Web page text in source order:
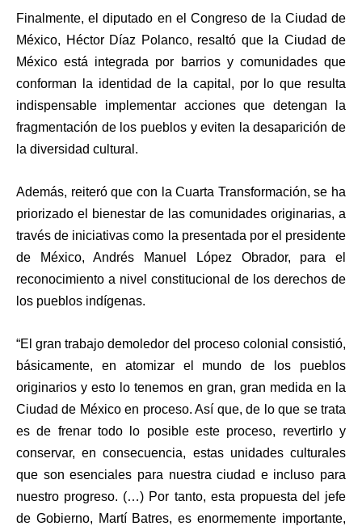
Finalmente, el diputado en el Congreso de la Ciudad de
México, Héctor Díaz Polanco, resaltó que la Ciudad de
México está integrada por barrios y comunidades que
conforman la identidad de la capital, por lo que resulta
indispensable implementar acciones que detengan la
fragmentación de los pueblos y eviten la desaparición de
la diversidad cultural.
Además, reiteró que con la Cuarta Transformación, se ha
priorizado el bienestar de las comunidades originarias, a
través de iniciativas como la presentada por el presidente
de México, Andrés Manuel López Obrador, para el
reconocimiento a nivel constitucional de los derechos de
los pueblos indígenas.
“El gran trabajo demoledor del proceso colonial consistió,
básicamente, en atomizar el mundo de los pueblos
originarios y esto lo tenemos en gran, gran medida en la
Ciudad de México en proceso. Así que, de lo que se trata
es de frenar todo lo posible este proceso, revertirlo y
conservar, en consecuencia, estas unidades culturales
que son esenciales para nuestra ciudad e incluso para
nuestro progreso. (…) Por tanto, esta propuesta del jefe
de Gobierno, Martí Batres, es enormemente importante,